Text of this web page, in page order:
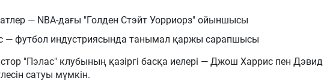
— NBA-дағы "Голден Стэйт Уорриорз" ойыншысы
— футбол индустриясында танымал қаржы сарапшысы
"Пэлас" клубының қазіргі басқа иелері — Джош Харрис пен Дэвид
сатуы мүмкін.